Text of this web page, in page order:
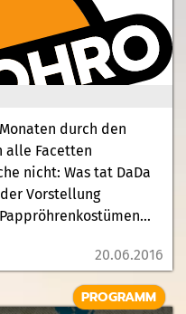
durch den
alle Facetten
nicht: Was tat DaDa
Vorstellung
20.06.2016
PROGRAMM